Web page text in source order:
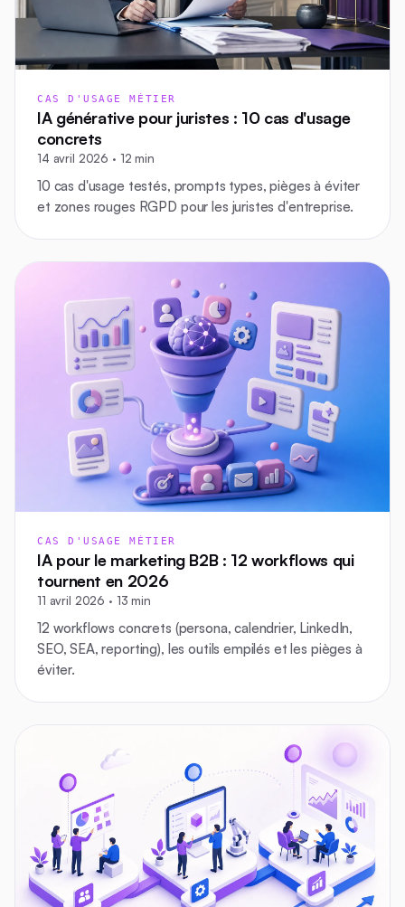
CAS D'USAGE MÉTIER
IA générative pour juristes : 10 cas d'usage
concrets
14 avril 2026 · 12 min
10 cas d'usage testés, prompts types, pièges à éviter
et zones rouges RGPD pour les juristes d'entreprise.
CAS D'USAGE MÉTIER
IA pour le marketing B2B : 12 workflows qui
tournent en 2026
11 avril 2026 · 13 min
12 workflows concrets (persona, calendrier, LinkedIn,
SEO, SEA, reporting), les outils empilés et les pièges à
éviter.